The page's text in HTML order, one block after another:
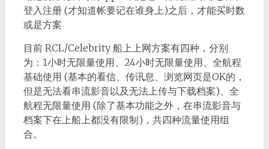
登入注册 (才知道帐要记在谁身上)之后，才能买时数
或是方案
目前 RCL/Celebrity 船上上网方案有四种，分别
为：1小时无限量使用、24小时无限量使用、全航程
基础使用 (基本的看信、传讯息、浏览网页是OK的，
但是无法看串流影音以及无法上传与下载档案)、全
航程无限量使用 (除了基本功能之外，在串流影音与
档案下在上船上都没有限制)，共四种流量使用组
合。